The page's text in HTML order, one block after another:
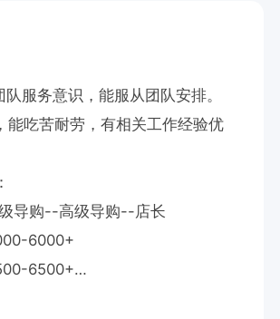
服务意识，能服从团队安排。
能吃苦耐劳，有相关工作经验优
导购--高级导购--店长
6000+
6500+
7000+